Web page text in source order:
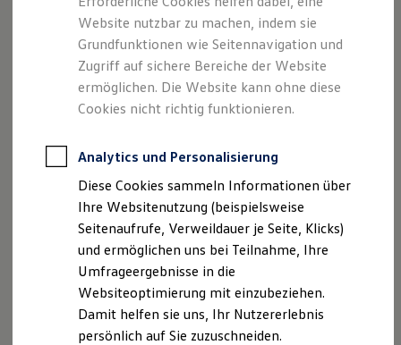
Leasing ohne Anzahlung
Finanzierung
Autokredit mit Schlussrate
Versicherungen und Garantien
Kfz-Versicherung
Restschuldversicherungen
Garantien
Professional Class bei Volkswagen
Behörden
Direktkunden
Sonderfahrzeuge
Anpfiff zum Gewinn
Elektromobilität
Elektroautos
ID. Tutorials
Elektrofahrzeugkonzepte
ID. EVERY1
Reichweite
Babyschale und Basisstation anfragen
Website nutzbar zu machen, indem sie
Grundfunktionen wie Seitennavigation und
Zugriff auf sichere Bereiche der Website
ermöglichen. Die Website kann ohne diese
Cookies nicht richtig funktionieren.
Analytics und Personalisierung
Diese Cookies sammeln Informationen über
Ihre Websitenutzung (beispielsweise
Seitenaufrufe, Verweildauer je Seite, Klicks)
und ermöglichen uns bei Teilnahme, Ihre
Umfrageergebnisse in die
Websiteoptimierung mit einzubeziehen.
Damit helfen sie uns, Ihr Nutzererlebnis
persönlich auf Sie zuzuschneiden.